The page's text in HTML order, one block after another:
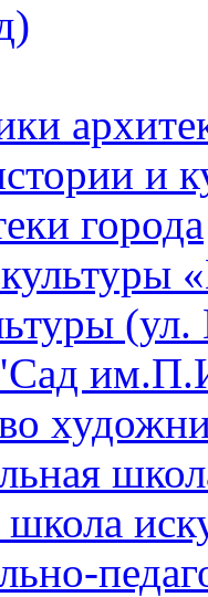
и
города
(ул.
школа